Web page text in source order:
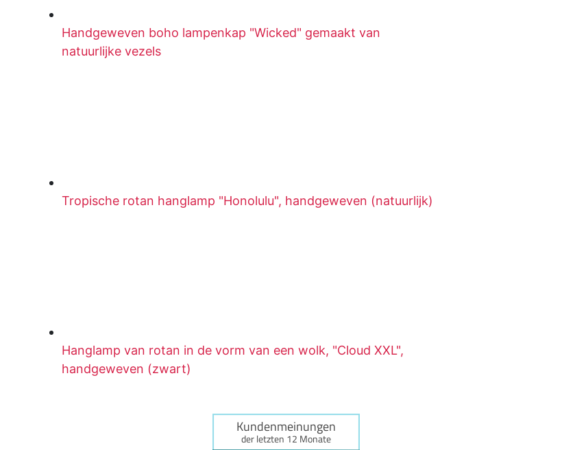
Handgeweven boho lampenkap "Wicked" gemaakt van
natuurlijke vezels
Tropische rotan hanglamp "Honolulu", handgeweven (natuurlijk)
Hanglamp van rotan in de vorm van een wolk, "Cloud XXL",
handgeweven (zwart)